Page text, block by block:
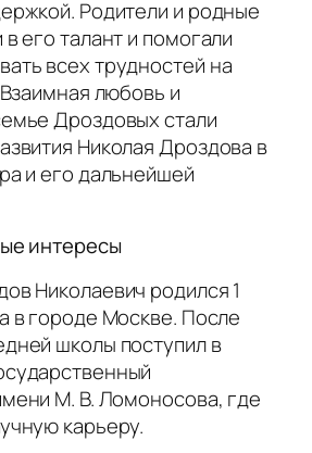
Родители и родные
его талант и помогали
всех трудностей на
любовь и
Дроздовых стали
Николая Дроздова в
и его дальнейшей
интересы
Николаевич родился 1
в городе Москве. После
школы поступил в
М. В. Ломоносова, где
карьеру.